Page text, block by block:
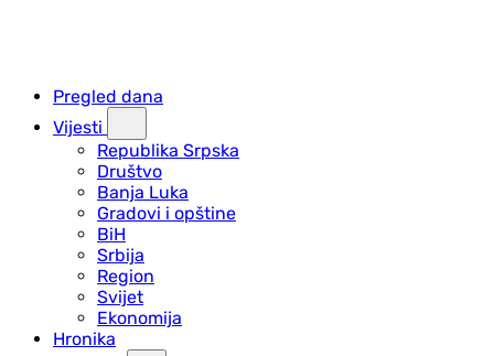
Pregled dana
Vijesti
Republika Srpska
Društvo
Banja Luka
Gradovi i opštine
BiH
Srbija
Region
Svijet
Ekonomija
Hronika